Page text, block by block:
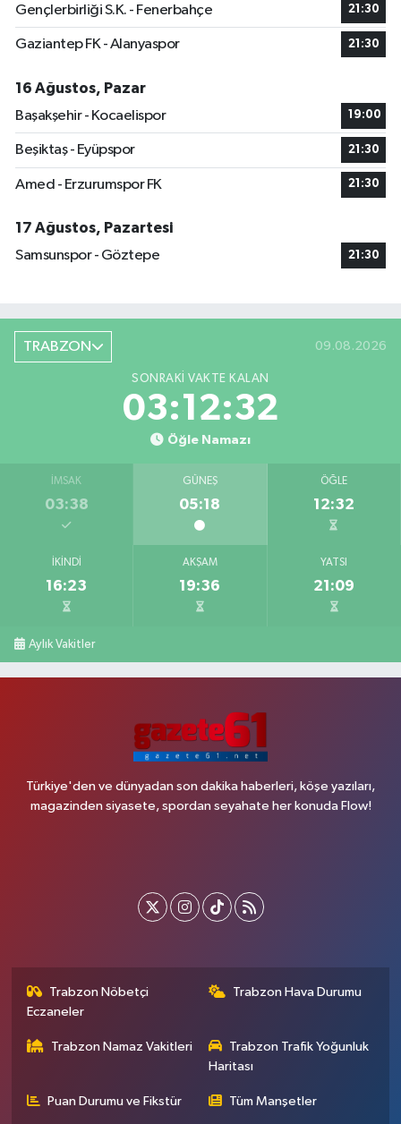
Gençlerbirliği S.K. - Fenerbahçe 21:30
Gaziantep FK - Alanyaspor 21:30
16 Ağustos, Pazar
Başakşehir - Kocaelispor
19:00
Beşiktaş - Eyüpspor 21:30
Amed - Erzurumspor FK 21:30
17 Ağustos, Pazartesi
Samsunspor - Göztepe
21:30
TRABZON 09.08.2026
SONRAKI VAKTE KALAN
03:12:31
Öğle Namazı
İMSAK
03:38
GÜNEŞ
05:18
ÖĞLE
12:32
İKINDI
16:23
AKŞAM
19:36
YATSI
21:09
Aylık Vakitler
Türkiye'den ve dünyadan son dakika haberleri, köşe yazıları,
magazinden siyasete, spordan seyahate her konuda Flow!
Trabzon Nöbetçi
Eczaneler
Trabzon Hava Durumu
Trabzon Namaz Vakitleri
Trabzon Trafik Yoğunluk
Haritası
Puan Durumu ve Fikstür Tüm Manşetler